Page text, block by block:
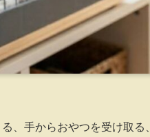
、手からおやつを受け取